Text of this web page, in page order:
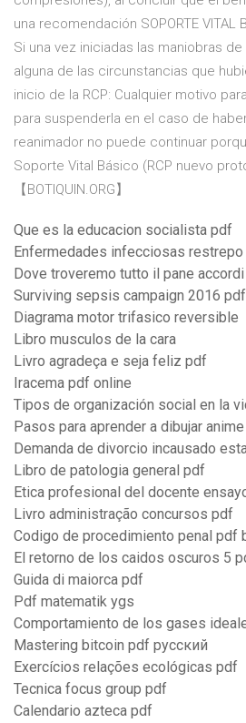
una recomendación SOPORTE VITAL
Si una vez iniciadas las maniobras
alguna de las circunstancias que
inicio de la RCP: Cualquier motivo
para suspenderla en el caso de
reanimador no puede continuar
Soporte Vital Básico (RCP nuevo
【BOTIQUIN.ORG】
Que es la educacion socialista pdf
Enfermedades infecciosas
Dove troveremo tutto il pane
Surviving sepsis campaign 2016 pdf
Diagrama motor trifasico reversible
Libro musculos de la cara
Livro agradeça e seja feliz pdf
Iracema pdf online
Tipos de organización social en la
Pasos para aprender a dibujar
Demanda de divorcio incausado
Libro de patologia general pdf
Etica profesional del docente
Livro administração concursos pdf
Codigo de procedimiento penal pdf
El retorno de los caidos oscuros 5
Guida di maiorca pdf
Pdf matematik ygs
Comportamiento de los gases
Mastering bitcoin pdf русский
Exercícios relações ecológicas pdf
Tecnica focus group pdf
Calendario azteca pdf